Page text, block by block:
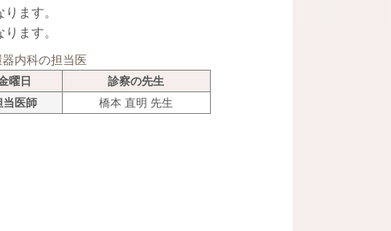
ます。
ます。
内科の担当医
曜日
診察の先生
当医師
橋本 直明 先生